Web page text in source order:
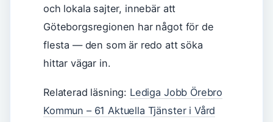
och lokala sajter, innebär att
Göteborgsregionen har något för de
flesta — den som är redo att söka
hittar vägar in.
Relaterad läsning: Lediga Jobb Örebro
Kommun – 61 Aktuella Tjänster i Vård